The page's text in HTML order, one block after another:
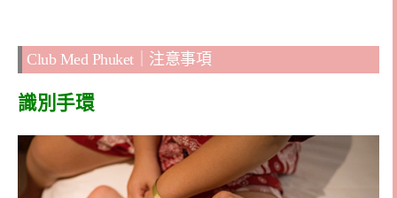
Club Med Phuket｜注意事項
識別手環